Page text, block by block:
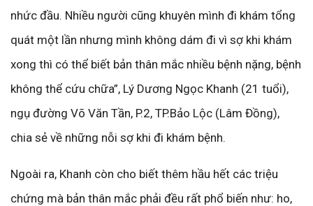
nhức đầu. Nhiều người cũng khuyên mình đi khám tổng
quát một lần nhưng mình không dám đi vì sợ khi khám
xong thì có thể biết bản thân mắc nhiều bệnh nặng, bệnh
không thể cứu chữa”, Lý Dương Ngọc Khanh (21 tuổi),
ngụ đường Võ Văn Tần, P.2, TP.Bảo Lộc (Lâm Đồng),
chia sẻ về những nỗi sợ khi đi khám bệnh.
Ngoài ra, Khanh còn cho biết thêm hầu hết các triệu
chứng mà bản thân mắc phải đều rất phổ biến như: ho,